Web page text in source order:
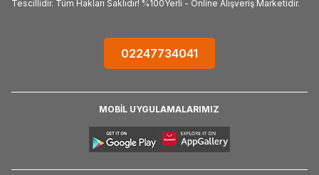
Tescillidir. Tüm Hakları Saklıdır! %100Yerli - Online Alışveriş Marketidir.
02247734041
MOBİL UYGULAMALARIMIZ